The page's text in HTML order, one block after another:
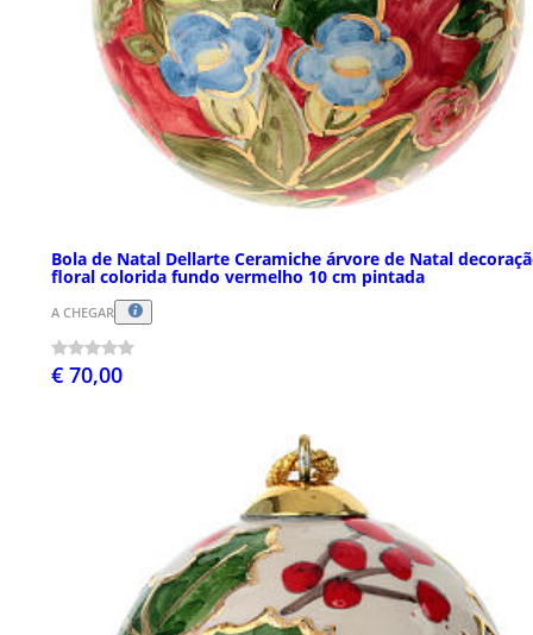
Bola de Natal Dellarte Ceramiche árvore de Natal
floral colorida fundo vermelho 10 cm pintada
A CHEGAR
€ 70,00